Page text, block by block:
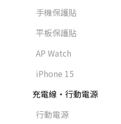
手機保護貼
平板保護貼
AP Watch
iPhone 15
充電線・行動電源
行動電源